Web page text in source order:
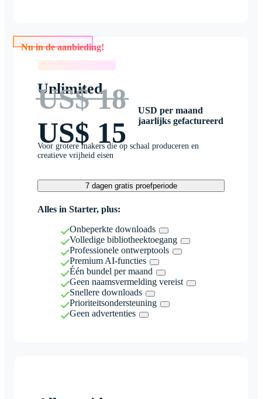
Nu in de aanbieding!
Unlimited
US$ 18
US$ 15
USD per maand
jaarlijks gefactureerd
Voor grotere makers die op schaal produceren en
creatieve vrijheid eisen
7 dagen gratis proefperiode
Alles in Starter, plus:
Onbeperkte downloads
Volledige bibliotheektoegang
Professionele ontwerptools
Premium AI-functies
Één bundel per maand
Geen naamsvermelding vereist
Snellere downloads
Prioriteitsondersteuning
Geen advertenties